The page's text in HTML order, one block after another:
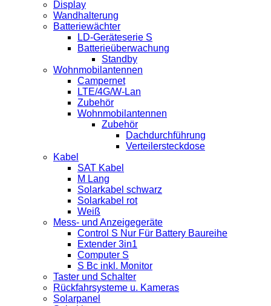
Display
Wandhalterung
Batteriewächter
LD-Geräteserie S
Batterieüberwachung
Standby
Wohnmobilantennen
Campernet
LTE/4G/W-Lan
Zubehör
Wohnmobilantennen
Zubehör
Dachdurchführung
Verteilersteckdose
Kabel
SAT Kabel
M Lang
Solarkabel schwarz
Solarkabel rot
Weiß
Mess- und Anzeigegeräte
Control S Nur Für Battery Baureihe
Extender 3in1
Computer S
S Bc inkl. Monitor
Taster und Schalter
Rückfahrsysteme u. Kameras
Solarpanel